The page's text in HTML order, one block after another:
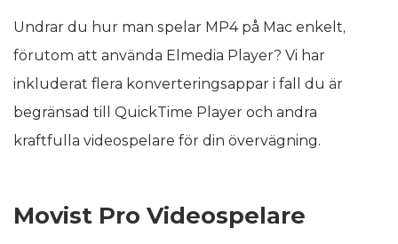
Undrar du hur man spelar MP4 på Mac enkelt,
förutom att använda Elmedia Player? Vi har
inkluderat flera konverteringsappar i fall du är
begränsad till QuickTime Player och andra
kraftfulla videospelare för din övervägning.
Movist Pro Videospelare